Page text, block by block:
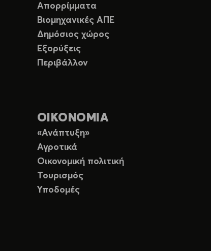
Απορρίμματα
Βιομηχανικές ΑΠΕ
Δημόσιος χώρος
Εξορύξεις
Περιβάλλον
ΟΙΚΟΝΟΜΙΑ
«Ανάπτυξη»
Αγροτικά
Οικονομική πολιτική
Τουρισμός
Υποδομές